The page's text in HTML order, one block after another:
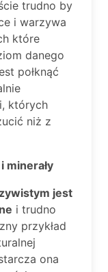
trudno by
i warzywa
które
danego
połknąć
których
niż z
minerały
jest
i trudno
przykład
ona